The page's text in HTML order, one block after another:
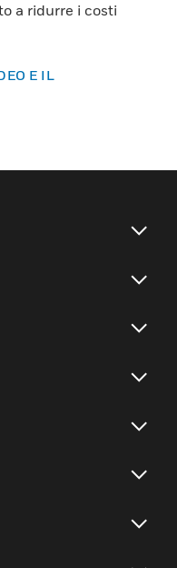
a ridurre i costi
E IL